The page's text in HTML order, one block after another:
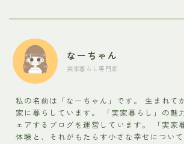
なーちゃん
実家暮らし専門家
私の名前は「なーちゃん」です。 生まれて
家に暮らしています。 「実家暮らし」の魅
ェアするブログを運営しています。 「実家
体験と、それがもたらす小さな幸せについ